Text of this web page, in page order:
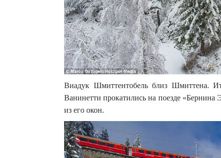
Виадук Шмиттентобель близ Шмиттена.
Ванинетти прокатились на поезде
из его окон.